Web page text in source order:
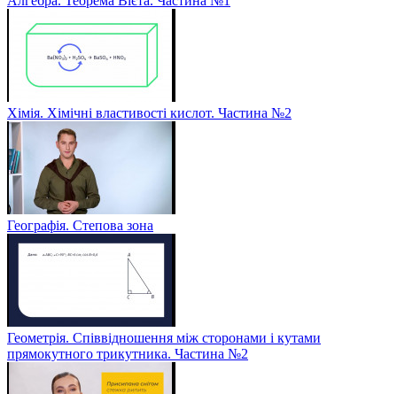
Хімія. Хімічні властивості кислот. Частина №2
Географія. Степова зона
Геометрія. Співвідношення між сторонами і кутами
прямокутного трикутника. Частина №2